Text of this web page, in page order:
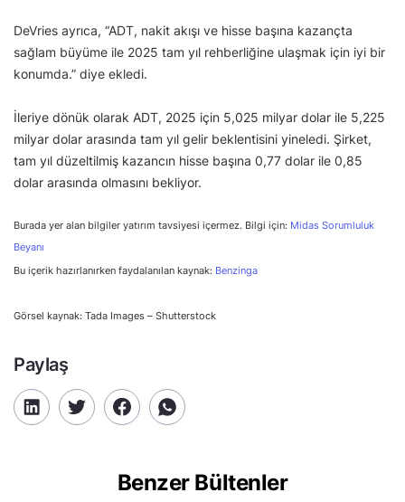
DeVries ayrıca, “ADT, nakit akışı ve hisse başına kazançta
sağlam büyüme ile 2025 tam yıl rehberliğine ulaşmak için iyi bir
konumda.” diye ekledi.
İleriye dönük olarak ADT, 2025 için 5,025 milyar dolar ile 5,225
milyar dolar arasında tam yıl gelir beklentisini yineledi. Şirket,
tam yıl düzeltilmiş kazancın hisse başına 0,77 dolar ile 0,85
dolar arasında olmasını bekliyor.
Burada yer alan bilgiler yatırım tavsiyesi içermez. Bilgi için: Midas Sorumluluk
Beyanı
Bu içerik hazırlanırken faydalanılan kaynak: Benzinga
Görsel kaynak: Tada Images – Shutterstock
Paylaş
Benzer Bültenler